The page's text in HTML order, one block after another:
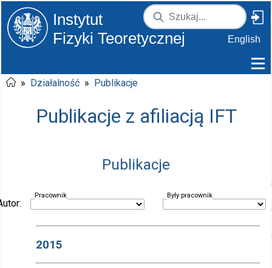
Instytut
Fizyki Teoretycznej
English
» Działalność » Publikacje
Publikacje z afiliacją IFT
Publikacje
Pracownik Były pracownik
2015